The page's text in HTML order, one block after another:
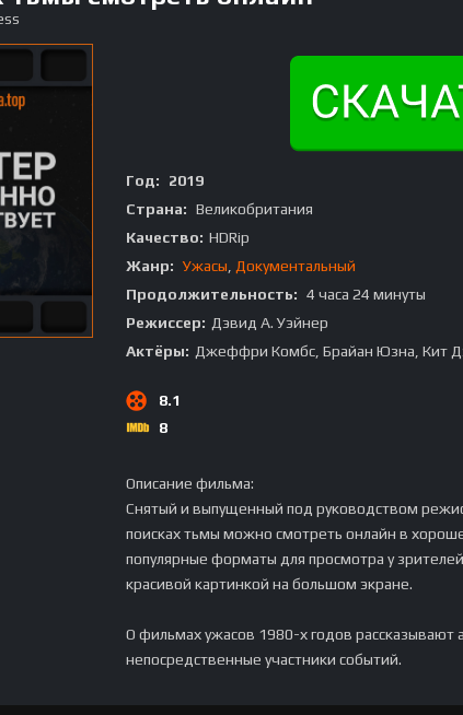
Год:
2019
Страна: Великобритания
Качество: HDRip
Жанр: Ужасы
Документальный
Продолжительность: 4 часа 24 минуты
Режиссер: Дэвид А. Уэйнер
Актёры: Джеффри Комбс, Брайан Юзна, Кит
8.1
8
Описание фильма:
Снятый и выпущенный под руководством
поисках тьмы можно смотреть онлайн в
популярные форматы для просмотра у
красивой картинкой на большом экране.
О фильмах ужасов 1980-х годов
непосредственные участники событий.